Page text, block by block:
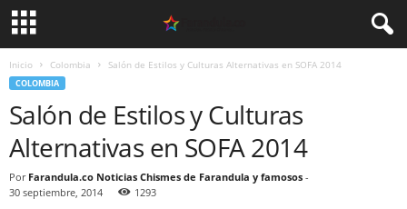
Inicio Colombia Salón de Estilos y Culturas Alternativas en SOFA 2014
COLOMBIA
Salón de Estilos y Culturas
Alternativas en SOFA 2014
Por Farandula.co Noticias Chismes de Farandula y famosos -
30 septiembre, 2014
1293